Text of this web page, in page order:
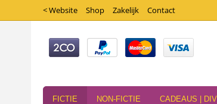
< Website Shop Zakelijk Contact
FICTIE NON-FICTIE CADEAUS |